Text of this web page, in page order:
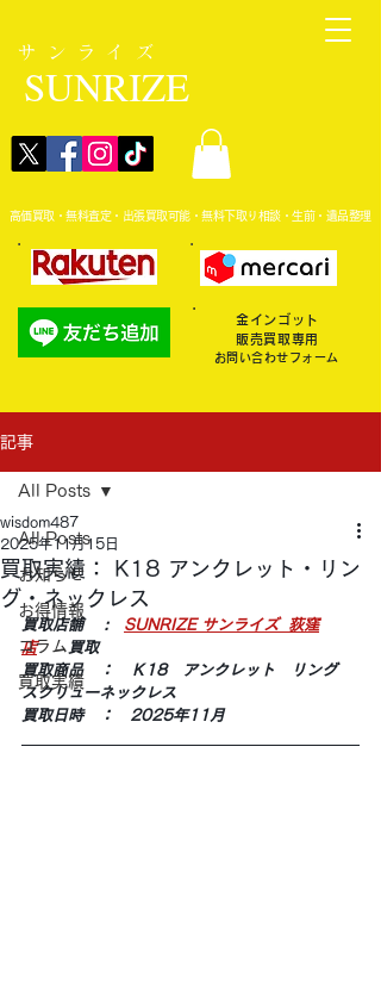
サンライズ
SUNRIZE
高価買取・無料査定・出張買取可能・無料下取り相談・生前・遺品整理
金インゴット
販売買取専用
お問い合わせフォーム
記事
All Posts
お知らせ
お得情報
コラム
買取実績
All Posts
買取実績： K18 アンクレット・リン
グ・ネックレス
wisdom487
2025年11月15日
買取店舗 　: SUNRIZE サンライズ  荻窪
店 買取
買取商品　：　Ｋ18　アンクレット　リング
スクリューネックレス
買取日時　：　2025年11月